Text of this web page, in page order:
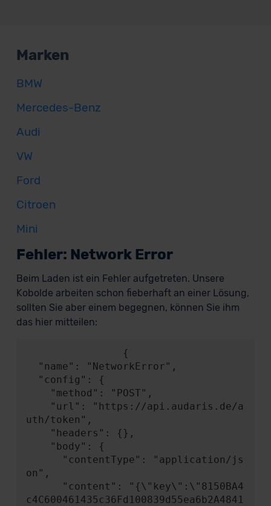
Marken
BMW
Mercedes-Benz
Audi
VW
Ford
Citroen
Mini
Fehler: Network Error
Beim Laden ist ein Fehler aufgetreten. Unsere
Kobolde arbeiten schon fieberhaft an einer Lösung,
sollten Sie aber einem begegnen, können Sie ihm
das hier mitteilen:
uth/token",
on",
c4C600461435c36Fd100839d55ea6b2A4841